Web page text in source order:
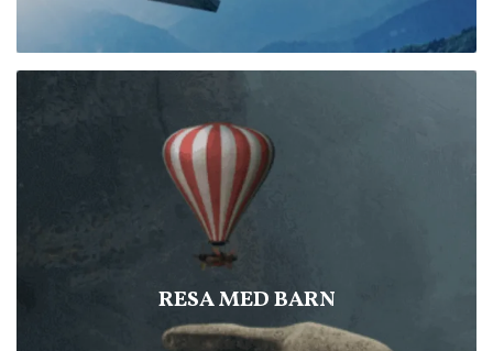
RESA MED BARN